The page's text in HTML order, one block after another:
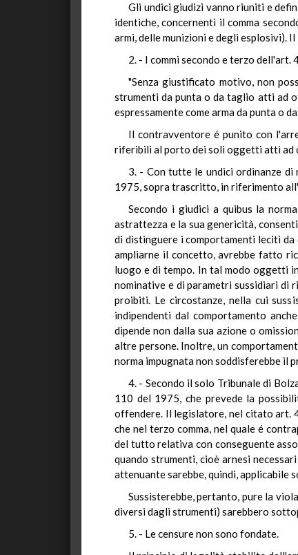
Gli undici giudizi vanno riuniti e
identiche, concernenti il comma
armi, delle munizioni e degli esplosivi).
2. - I commi secondo e terzo
"Senza giustificato motivo, non
strumenti da punta o da taglio atti ad
espressamente come arma da punta o
Il contravventore é punito con
riferibili al porto dei soli oggetti atti ad
3. - Con tutte le undici ordinanze
1975, sopra trascritto, in riferimento
Secondo i giudici a quibus la
astrattezza e la sua genericità,
di distinguere i comportamenti leciti
ampliarne il concetto, avrebbe fatto
luogo e di tempo. In tal modo oggetti
nominative e di parametri sussidiari di
proibiti. Le circostanze, nella cui
indipendenti dal comportamento
dipende non dalla sua azione o
altre persone. Inoltre, un
norma impugnata non soddisferebbe il
4. - Secondo il solo Tribunale di
110 del 1975, che prevede la
offendere. Il legislatore, nel citato art.
che nel terzo comma, nel quale é
del tutto relativa con conseguente
quando strumenti, cioè arnesi
attenuante sarebbe, quindi, applicabile
Sussisterebbe, pertanto, pure la
diversi dagli strumenti) sarebbero
5. - Le censure non sono fondate.